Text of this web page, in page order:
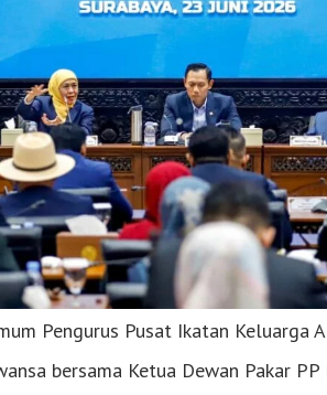
Pengurus Pusat Ikatan Keluarga
bersama Ketua Dewan Pakar